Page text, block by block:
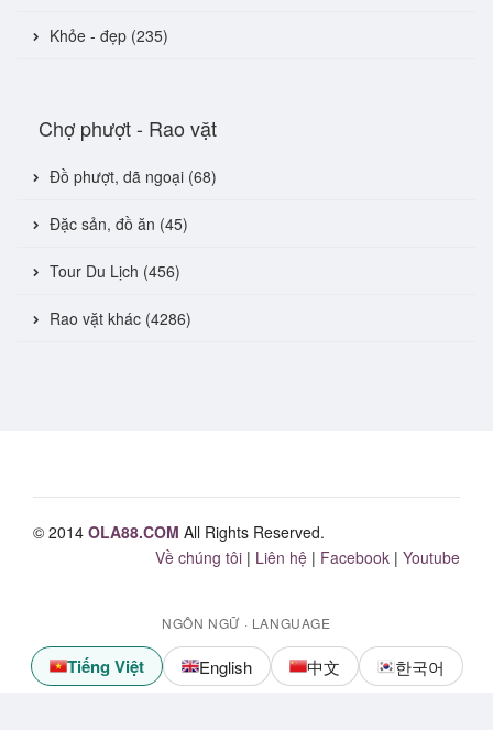
Khỏe - đẹp (235)
Chợ phượt - Rao vặt
Đồ phượt, dã ngoại (68)
Đặc sản, đồ ăn (45)
Tour Du Lịch (456)
Rao vặt khác (4286)
© 2014 OLA88.COM All Rights Reserved.
Về chúng tôi | Liên hệ | Facebook | Youtube
NGÔN NGỮ · LANGUAGE
Tiếng Việt English 中文 한국어